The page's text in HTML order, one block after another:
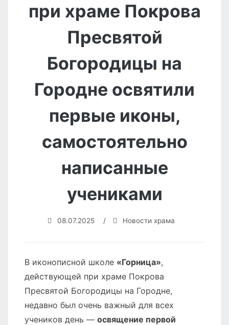
при храме Покрова
Пресвятой
Богородицы на
Городне освятили
первые иконы,
самостоятельно
написанные
учениками
08.07.2025 / Новости храма
В иконописной школе «Горница»,
действующей при храме Покрова
Пресвятой Богородицы на Городне,
недавно был очень важный для всех
учеников день — освящение первой